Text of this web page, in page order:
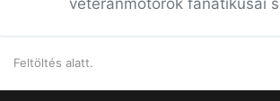
Feltöltés alatt.